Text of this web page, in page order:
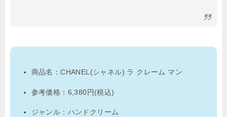
商品名：CHANEL(シャネル) ラ クレーム マン
参考価格：6,380円(税込)
ジャンル：ハンドクリーム